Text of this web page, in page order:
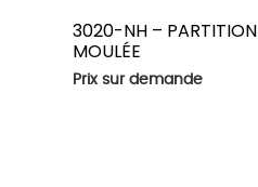
3020-NH – PARTITION
MOULÉE
Prix sur demande